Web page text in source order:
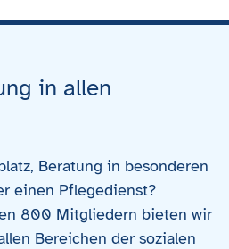
in allen
Beratung in besonderen
einen Pflegedienst?
800 Mitgliedern bieten wir
Bereichen der sozialen